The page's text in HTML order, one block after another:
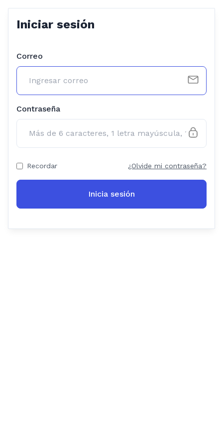
Iniciar sesión
Correo
Contraseña
Recordar ¿Olvide mi contraseña?